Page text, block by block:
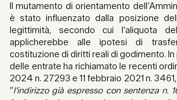
Il mutamento di orientamento
è stato influenzato dalla posizione
legittimità, secondo cui l’aliquota
applicherebbe alle ipotesi di
costituzione di diritti reali di godimento. In
delle entrate ha richiamato le recenti
2024 n. 27293 e 11 febbraio 2021 n.
“l’indirizzo già espresso con sentenza